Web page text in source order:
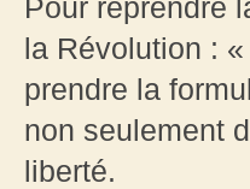
Pour reprendre
la Révolution : «
prendre la
non seulement
liberté.